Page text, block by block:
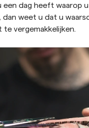
dag heeft waarop
weet u dat u
te vergemakkelijken.